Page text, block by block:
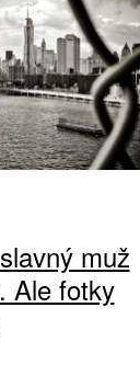
muž
Ale fotky